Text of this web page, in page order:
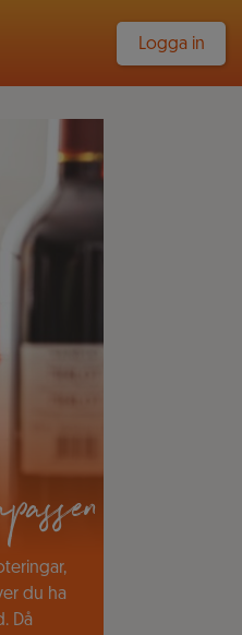
Logga in
du ha
Då